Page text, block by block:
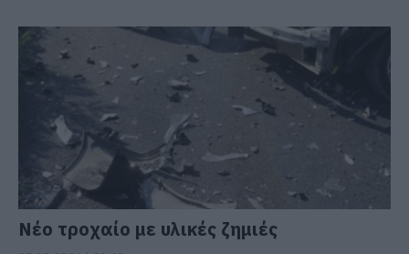
Νέο τροχαίο με υλικές ζημιές